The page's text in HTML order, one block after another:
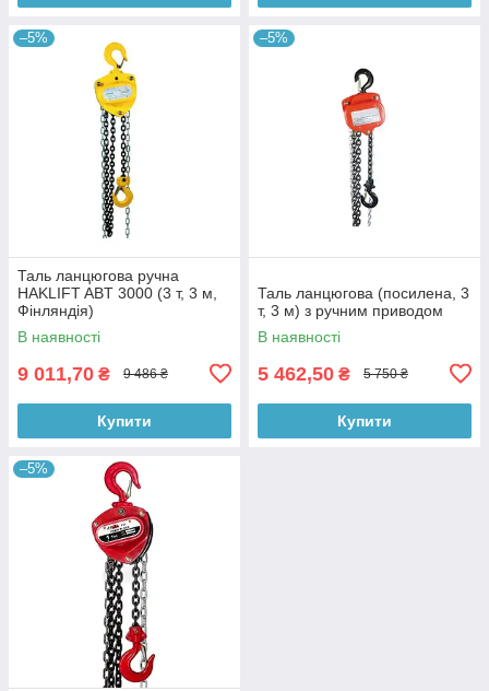
–5%
Таль ланцюгова ручна
HAKLIFT ABT 3000 (3 т, 3 м,
Фінляндія)
В наявності
9 011,70 ₴ 9 486 ₴
Купити
–5%
Таль ланцюгова (посилена, 3
т, 3 м) з ручним приводом
В наявності
5 462,50 ₴ 5 750 ₴
Купити
–5%